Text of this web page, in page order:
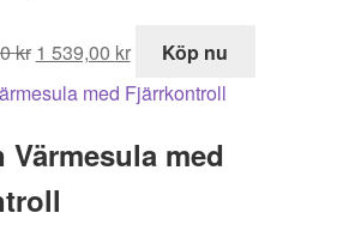
kr
ursprungliga
priset
2
499,00 kr.
1 539,00 kr
nuvarande
priset
1
Köp nu
med